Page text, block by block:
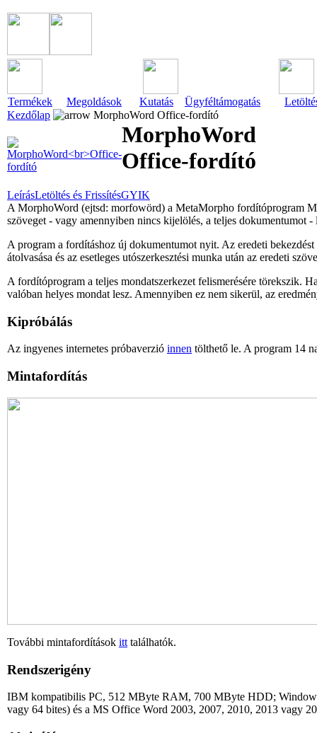
Termékek Megoldások Kutatás Ügyféltámogatás
Kezdőlap
MorphoWord Office-fordító
MorphoWord
Office-fordító
LeírásLetöltés és FrissítésGYIK
A MorphoWord (ejtsd: morfowörd) a MetaMorpho fordítóprogram
szöveget - vagy amennyiben nincs kijelölés, a teljes dokumentumot
A program a fordításhoz új dokumentumot nyit. Az eredeti
átolvasása és az esetleges utószerkesztési munka után az eredeti
A fordítóprogram a teljes mondatszerkezet felismerésére törekszik.
valóban helyes mondat lesz. Amennyiben ez nem sikerül, az
Kipróbálás
Az ingyenes internetes próbaverzió innen tölthető le. A program 14
Mintafordítás
További mintafordítások itt találhatók.
Rendszerigény
IBM kompatibilis PC, 512 MByte RAM, 700 MByte HDD;
vagy 64 bites) és a MS Office Word 2003, 2007, 2010, 2013 vagy